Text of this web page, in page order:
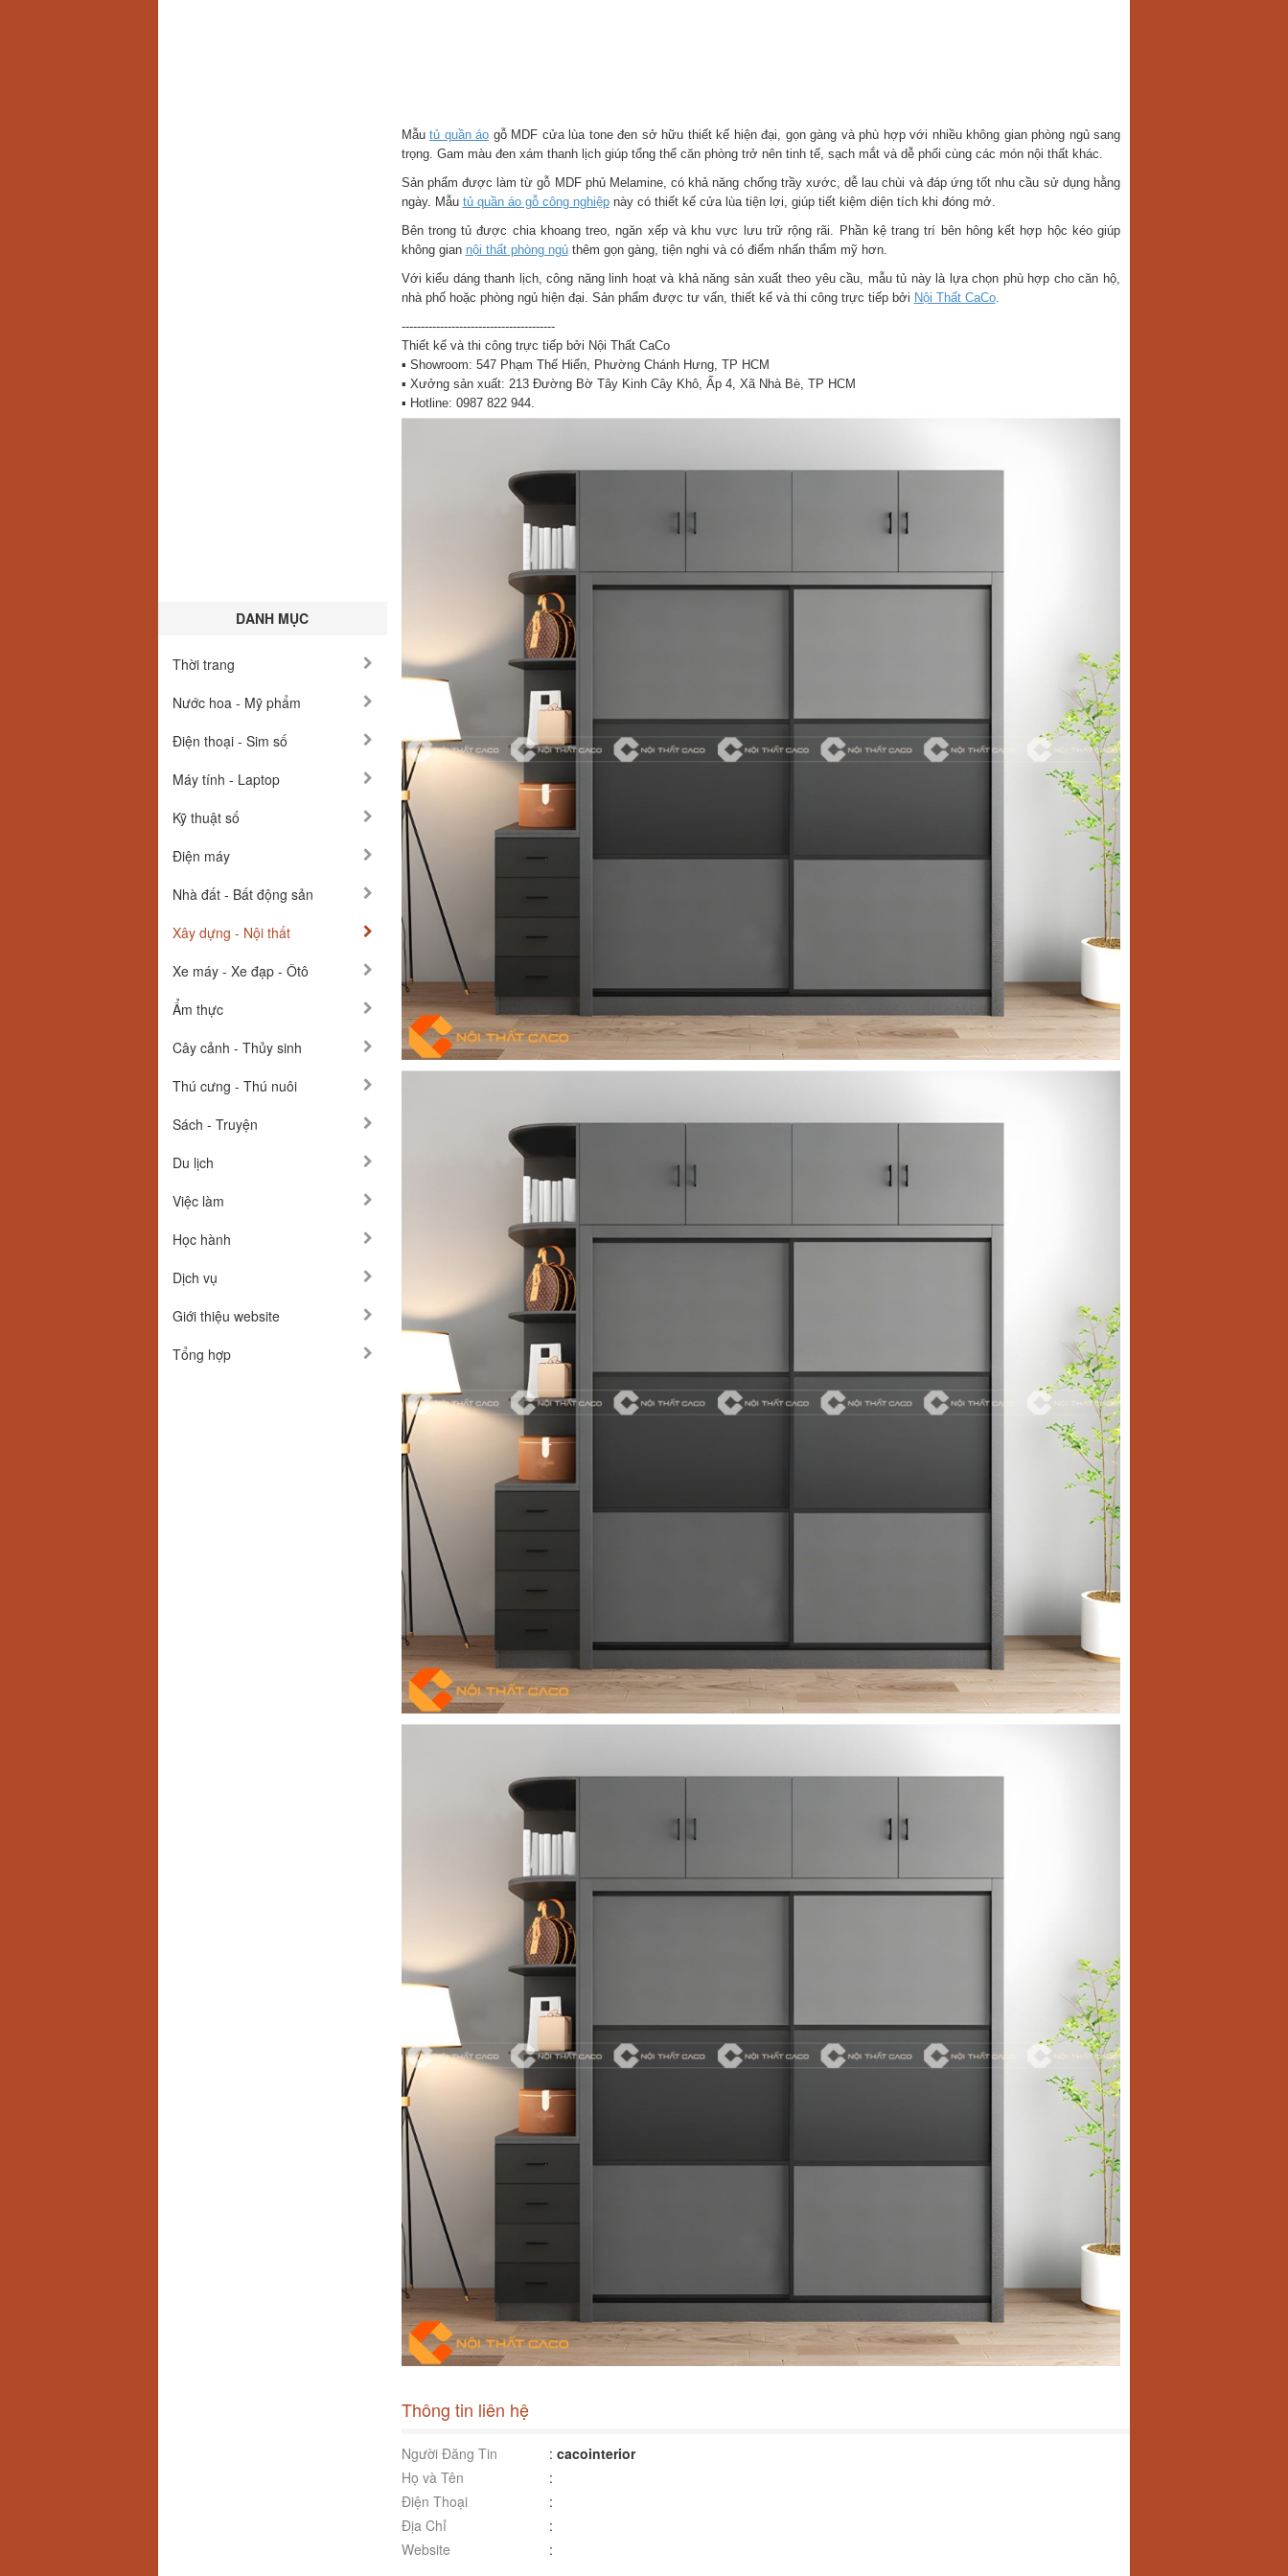
DANH MỤC
Thời trang
Nước hoa - Mỹ phẩm
Điện thoại - Sim số
Máy tính - Laptop
Kỹ thuật số
Điện máy
Nhà đất - Bất động sản
Xây dựng - Nội thất
Xe máy - Xe đạp - Ôtô
Ẩm thực
Cây cảnh - Thủy sinh
Thú cưng - Thú nuôi
Sách - Truyện
Du lịch
Việc làm
Học hành
Dịch vụ
Giới thiệu website
Tổng hợp
Mẫu tủ quần áo gỗ MDF cửa lùa tone đen sở hữu thiết kế hiện đại, gọn gàng và phù hợp với nhiều không gian phòng ngủ sang
trọng. Gam màu đen xám thanh lịch giúp tổng thể căn phòng trở nên tinh tế, sạch mắt và dễ phối cùng các món nội thất khác.
Sản phẩm được làm từ gỗ MDF phủ Melamine, có khả năng chống trầy xước, dễ lau chùi và đáp ứng tốt nhu cầu sử dụng hằng
ngày. Mẫu tủ quần áo gỗ công nghiệpnày có thiết kế cửa lùa tiện lợi, giúp tiết kiệm diện tích khi đóng mở.
Bên trong tủ được chia khoang treo, ngăn xếp và khu vực lưu trữ rộng rãi. Phần kệ trang trí bên hông kết hợp hộc kéo giúp
không gian nội thất phòng ngủthêm gọn gàng, tiện nghi và có điểm nhấn thẩm mỹ hơn.
Với kiểu dáng thanh lịch, công năng linh hoạt và khả năng sản xuất theo yêu cầu, mẫu tủ này là lựa chọn phù hợp cho căn hộ,
nhà phố hoặc phòng ngủ hiện đại. Sản phẩm được tư vấn, thiết kế và thi công trực tiếp bởi Nội Thất CaCo.
----------------------------------------
Thiết kế và thi công trực tiếp bởi Nội Thất CaCo
▪ Showroom: 547 Phạm Thế Hiển, Phường Chánh Hưng, TP HCM
▪ Xưởng sản xuất: 213 Đường Bờ Tây Kinh Cây Khô, Ấp 4, Xã Nhà Bè, TP HCM
▪ Hotline: 0987 822 944.
Thông tin liên hệ
Người Đăng Tin : cacointerior
Họ và Tên
:
Điện Thoại
:
Địa Chỉ
:
Website
: